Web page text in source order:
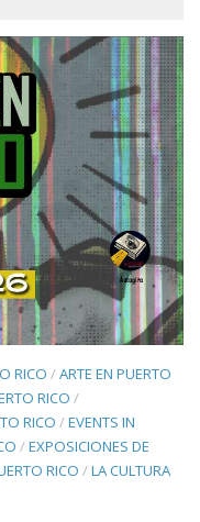
RICO /ARTE EN PUERTO
RICO /
RICO /EVENTS IN
/EXPOSICIONES DE
RICO /LA CULTURA